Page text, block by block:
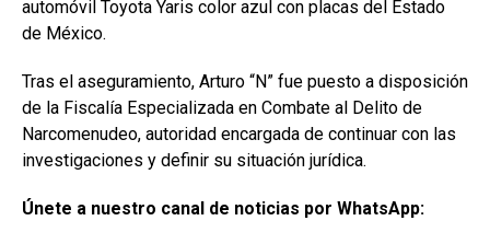
automóvil Toyota Yaris color azul con placas del Estado
de México.
Tras el aseguramiento, Arturo “N” fue puesto a disposición
de la Fiscalía Especializada en Combate al Delito de
Narcomenudeo, autoridad encargada de continuar con las
investigaciones y definir su situación jurídica.
Únete a nuestro canal de noticias por WhatsApp: